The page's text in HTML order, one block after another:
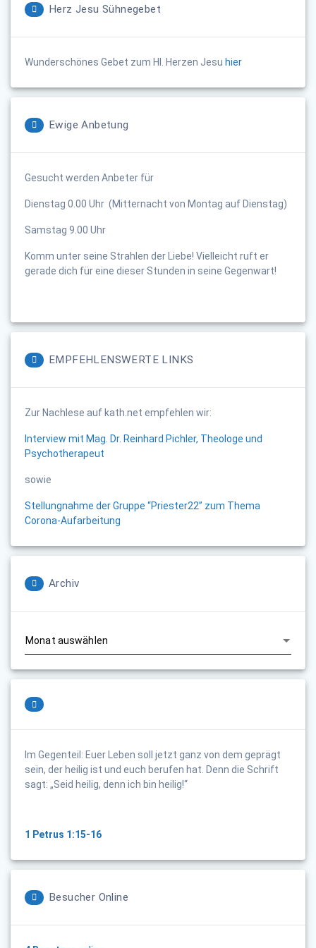
Herz Jesu Sühnegebet
Wunderschönes Gebet zum Hl. Herzen Jesu hier
Ewige Anbetung
Gesucht werden Anbeter für
Dienstag 0.00 Uhr (Mitternacht von Montag auf Dienstag)
Samstag 9.00 Uhr
Komm unter seine Strahlen der Liebe! Vielleicht ruft er
gerade dich für eine dieser Stunden in seine Gegenwart!
EMPFEHLENSWERTE LINKS
Zur Nachlese auf kath.net empfehlen wir:
Interview mit Mag. Dr. Reinhard Pichler, Theologe und
Psychotherapeut
sowie
Stellungnahme der Gruppe “Priester22” zum Thema
Corona-Aufarbeitung
Archiv
Im Gegenteil: Euer Leben soll jetzt ganz von dem geprägt
sein, der heilig ist und euch berufen hat. Denn die Schrift
sagt: „Seid heilig, denn ich bin heilig!“
1 Petrus 1:15-16
Besucher Online